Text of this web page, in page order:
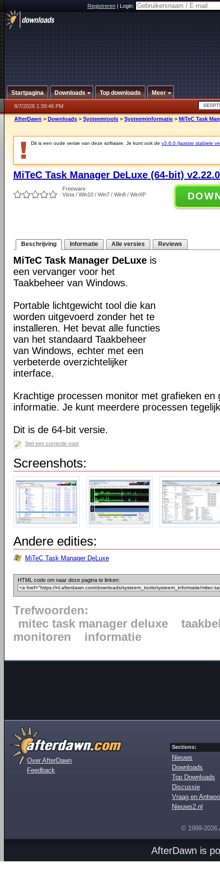
Registreren|Login:
Startpagina Downloads Top downloads Meer
8/7/2026 1:39:46 PM
AfterDawn > Downloads > Systeemtools > Systeeminformatie > MiTeC Task
Dit is een oude versie van deze software. Je kunt ook de v3.6.0 (laatste stabiele
MiTeC Task Manager DeLuxe (64-bit) v2.22.0
Freeware
Vista / Win10 / Win7 / Win8 / WinXP
Beschrijving Informatie Alle versies Reviews
MiTeC Task Manager DeLuxe is
een vervanger voor het
Taakbeheer van Windows.
Portable lichtgewicht tool die kan
worden uitgevoerd zonder het te
installeren. Het bevat alle functies
van het standaard Taakbeheer
van Windows, echter met een
verbeterde overzichtelijker
interface.
Krachtige processen monitor met grafieken en
informatie. Je kunt meerdere processen
Dit is de 64-bit versie.
Stel een correctie voor
Screenshots:
Andere edities:
MiTeC Task Manager DeLuxe
HTML code om naar deze pagina te linken:
Trefwoorden:
mitec task manager deluxe
monitoren
informatie
Over AfterDawn
Feedback
Sections:
Nieuws
Downloads
Top Downloads
Discussie
Vraag en
Nieuws2.nl
© 1999-2026
AfterDawn is